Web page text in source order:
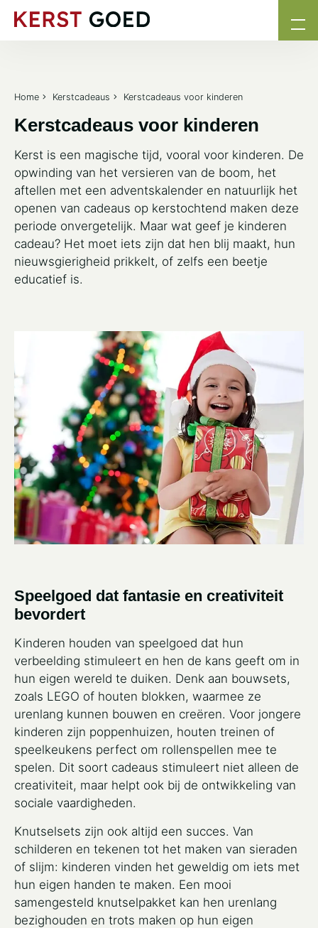
Home Kerstcadeaus Kerstcadeaus voor kinderen
Kerstcadeaus voor kinderen
Kerst is een magische tijd, vooral voor kinderen. De
opwinding van het versieren van de boom, het
aftellen met een adventskalender en natuurlijk het
openen van cadeaus op kerstochtend maken deze
periode onvergetelijk. Maar wat geef je kinderen
cadeau? Het moet iets zijn dat hen blij maakt, hun
nieuwsgierigheid prikkelt, of zelfs een beetje
educatief is.
Speelgoed dat fantasie en creativiteit
bevordert
Kinderen houden van speelgoed dat hun
verbeelding stimuleert en hen de kans geeft om in
hun eigen wereld te duiken. Denk aan bouwsets,
zoals LEGO of houten blokken, waarmee ze
urenlang kunnen bouwen en creëren. Voor jongere
kinderen zijn poppenhuizen, houten treinen of
speelkeukens perfect om rollenspellen mee te
spelen. Dit soort cadeaus stimuleert niet alleen de
creativiteit, maar helpt ook bij de ontwikkeling van
sociale vaardigheden.
Knutselsets zijn ook altijd een succes. Van
schilderen en tekenen tot het maken van sieraden
of slijm: kinderen vinden het geweldig om iets met
hun eigen handen te maken. Een mooi
samengesteld knutselpakket kan hen urenlang
bezighouden en trots maken op hun eigen